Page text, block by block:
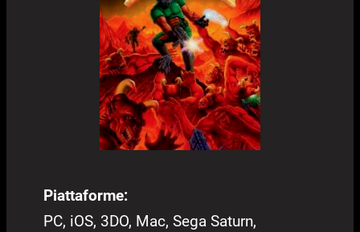
Piattaforme:
PC, iOS, 3DO, Mac, Sega Saturn,